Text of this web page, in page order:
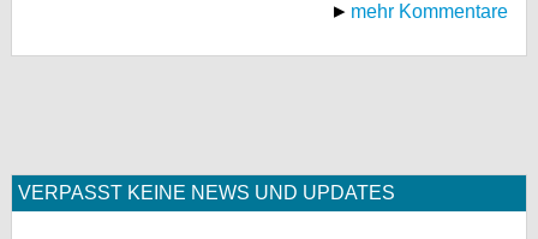
mehr Kommentare
VERPASST KEINE NEWS UND UPDATES